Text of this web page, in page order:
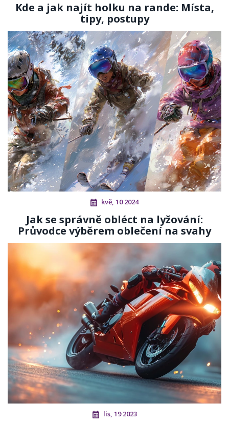
Kde a jak najít holku na rande: Místa,
tipy, postupy
kvě, 10 2024
Jak se správně obléct na lyžování:
Průvodce výběrem oblečení na svahy
lis, 19 2023